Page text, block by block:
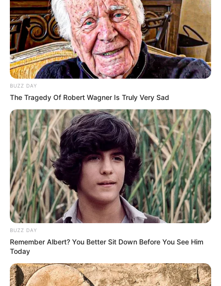
BUZZ DAY
The Tragedy Of Robert Wagner Is Truly Very Sad
BUZZ DAY
Remember Albert? You Better Sit Down Before You See Him
Today